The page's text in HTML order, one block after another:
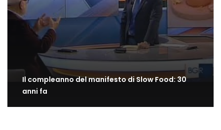
Il compleanno del manifesto di Slow Food: 30
anni fa